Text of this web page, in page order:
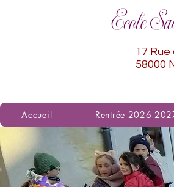
Ecole
17
58000
Accueil Rentrée 2026